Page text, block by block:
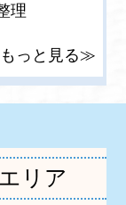
理
もっと見る≫
リア